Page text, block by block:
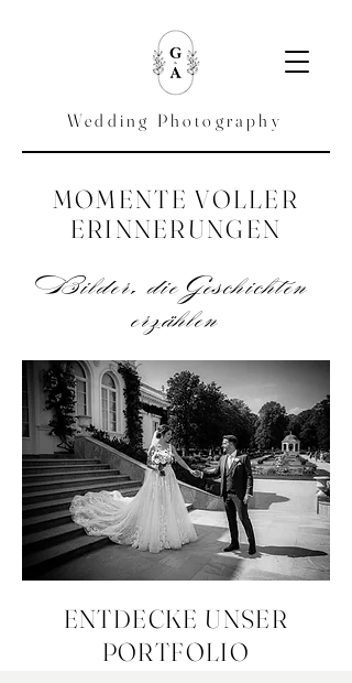
Wedding Photography
MOMENTE VOLLER
ERINNERUNGEN
Bilder, die Geschichten
erzählen
ENTDECKE UNSER
PORTFOLIO